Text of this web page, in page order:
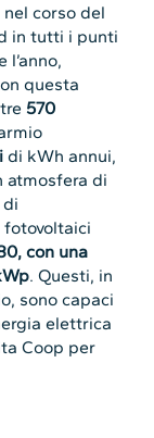
corso del
in tutti i punti
questa
570
di kWh annui,
atmosfera di
di
fotovoltaici
con una
. Questi, in
sono capaci
elettrica
Coop per